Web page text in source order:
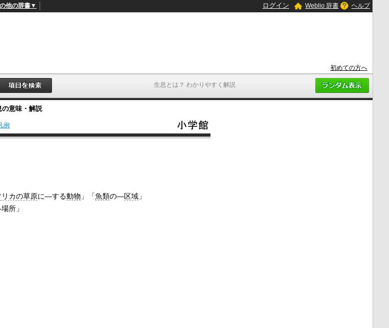
生息とは？ わかりやすく解説
他の辞書▼ ログイン Weblio 辞書 ヘルプ
初めての方へ
の意味・解説
例
リカの草原に―する動物 」「魚類の―区域 」
所」